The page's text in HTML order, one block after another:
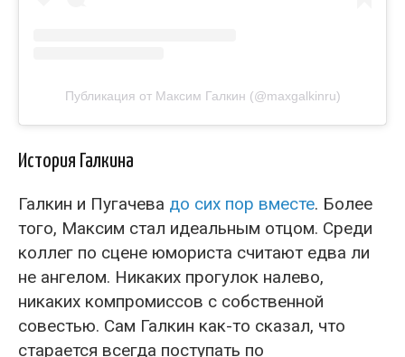
Публикация от Максим Галкин (@maxgalkinru)
История Галкина
Галкин и Пугачева до сих пор вместе. Более
того, Максим стал идеальным отцом. Среди
коллег по сцене юмориста считают едва ли
не ангелом. Никаких прогулок налево,
никаких компромиссов с собственной
совестью. Сам Галкин как-то сказал, что
старается всегда поступать по